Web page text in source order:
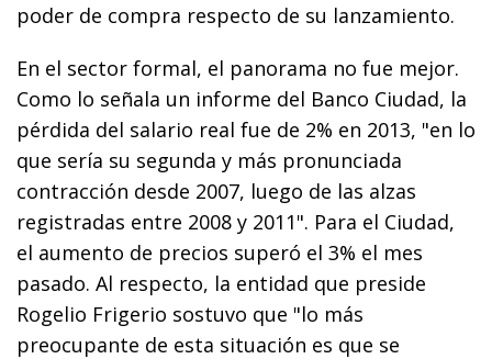
poder de compra respecto de su lanzamiento.
En el sector formal, el panorama no fue mejor.
Como lo señala un informe del Banco Ciudad, la
pérdida del salario real fue de 2% en 2013, "en lo
que sería su segunda y más pronunciada
contracción desde 2007, luego de las alzas
registradas entre 2008 y 2011". Para el Ciudad,
el aumento de precios superó el 3% el mes
pasado. Al respecto, la entidad que preside
Rogelio Frigerio sostuvo que "lo más
preocupante de esta situación es que se